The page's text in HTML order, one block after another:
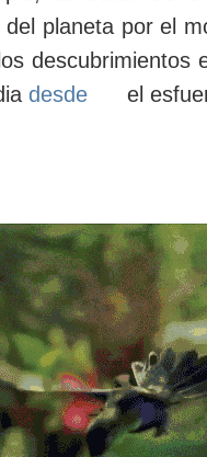
planeta por el
descubrimientos
desde
el